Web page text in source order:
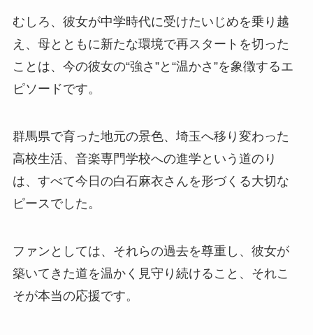
むしろ、彼女が中学時代に受けたいじめを乗り越
え、母とともに新たな環境で再スタートを切った
ことは、今の彼女の“強さ”と“温かさ”を象徴するエ
ピソードです。
群馬県で育った地元の景色、埼玉へ移り変わった
高校生活、音楽専門学校への進学という道のり
は、すべて今日の白石麻衣さんを形づくる大切な
ピースでした。
ファンとしては、それらの過去を尊重し、彼女が
築いてきた道を温かく見守り続けること、それこ
そが本当の応援です。